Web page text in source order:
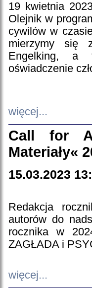
19 kwietnia
Olejnik w
cywilów w
mierzymy się
Engelking, a
oświadczenie
więcej...
Call for
Materiały«
15.03.2023
Redakcja
autorów do
rocznika w
ZAGŁADA i
więcej...